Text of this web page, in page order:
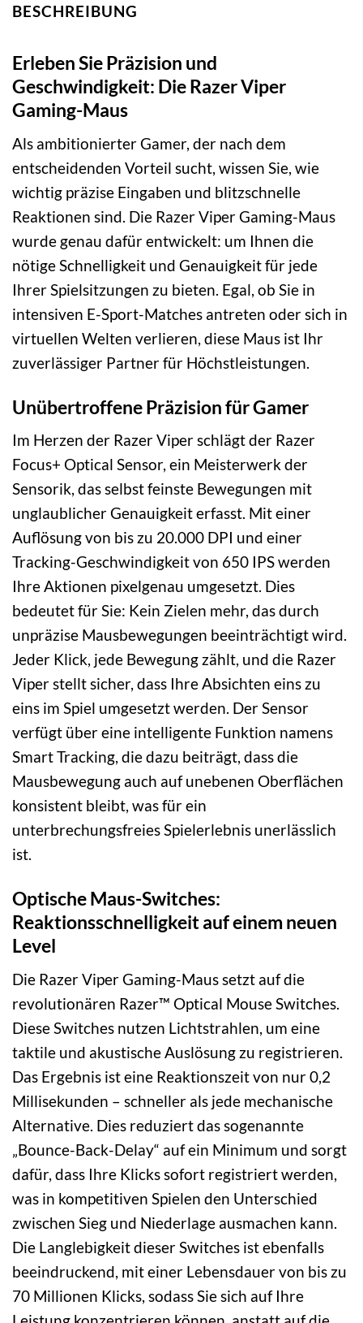
BESCHREIBUNG
Erleben Sie Präzision und
Geschwindigkeit: Die Razer Viper
Gaming-Maus
Als ambitionierter Gamer, der nach dem
entscheidenden Vorteil sucht, wissen Sie, wie
wichtig präzise Eingaben und blitzschnelle
Reaktionen sind. Die Razer Viper Gaming-Maus
wurde genau dafür entwickelt: um Ihnen die
nötige Schnelligkeit und Genauigkeit für jede
Ihrer Spielsitzungen zu bieten. Egal, ob Sie in
intensiven E-Sport-Matches antreten oder sich in
virtuellen Welten verlieren, diese Maus ist Ihr
zuverlässiger Partner für Höchstleistungen.
Unübertroffene Präzision für Gamer
Im Herzen der Razer Viper schlägt der Razer
Focus+ Optical Sensor, ein Meisterwerk der
Sensorik, das selbst feinste Bewegungen mit
unglaublicher Genauigkeit erfasst. Mit einer
Auflösung von bis zu 20.000 DPI und einer
Tracking-Geschwindigkeit von 650 IPS werden
Ihre Aktionen pixelgenau umgesetzt. Dies
bedeutet für Sie: Kein Zielen mehr, das durch
unpräzise Mausbewegungen beeinträchtigt wird.
Jeder Klick, jede Bewegung zählt, und die Razer
Viper stellt sicher, dass Ihre Absichten eins zu
eins im Spiel umgesetzt werden. Der Sensor
verfügt über eine intelligente Funktion namens
Smart Tracking, die dazu beiträgt, dass die
Mausbewegung auch auf unebenen Oberflächen
konsistent bleibt, was für ein
unterbrechungsfreies Spielerlebnis unerlässlich
ist.
Optische Maus-Switches:
Reaktionsschnelligkeit auf einem neuen
Level
Die Razer Viper Gaming-Maus setzt auf die
revolutionären Razer™ Optical Mouse Switches.
Diese Switches nutzen Lichtstrahlen, um eine
taktile und akustische Auslösung zu registrieren.
Das Ergebnis ist eine Reaktionszeit von nur 0,2
Millisekunden – schneller als jede mechanische
Alternative. Dies reduziert das sogenannte
„Bounce-Back-Delay“ auf ein Minimum und sorgt
dafür, dass Ihre Klicks sofort registriert werden,
was in kompetitiven Spielen den Unterschied
zwischen Sieg und Niederlage ausmachen kann.
Die Langlebigkeit dieser Switches ist ebenfalls
beeindruckend, mit einer Lebensdauer von bis zu
70 Millionen Klicks, sodass Sie sich auf Ihre